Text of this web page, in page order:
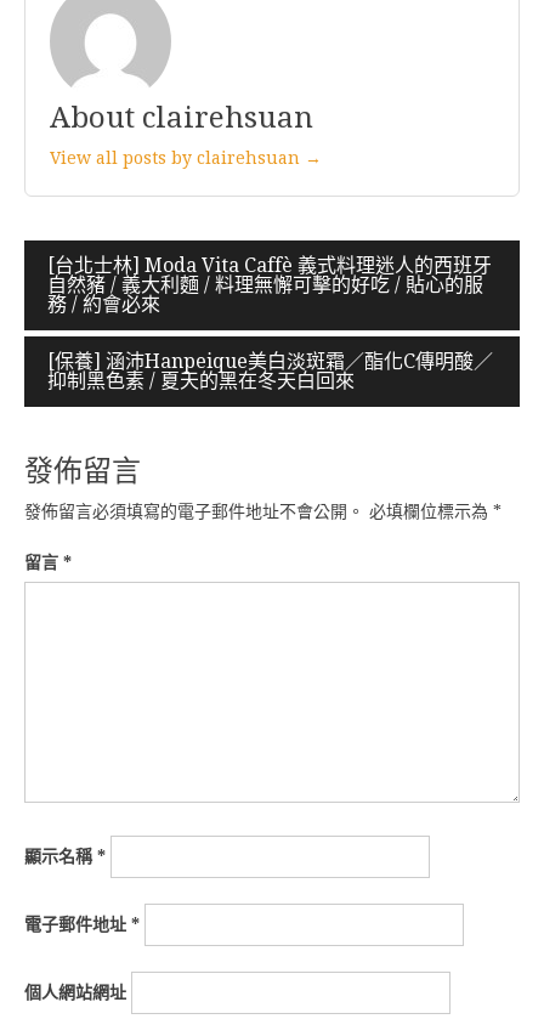
About clairehsuan
View all posts by clairehsuan →
文
章
導
覽
[台北士林] Moda Vita Caffè 義式料理迷人的西班牙
自然豬 / 義大利麵 / 料理無懈可擊的好吃 / 貼心的服
務 / 約會必來
[保養] 涵沛Hanpeique美白淡斑霜／酯化C傳明酸／
抑制黑色素 / 夏天的黑在冬天白回來
發佈留言
發佈留言必須填寫的電子郵件地址不會公開。 必填欄位標示為 *
留言 *
顯示名稱*
電子郵件地址 *
個人網站網址